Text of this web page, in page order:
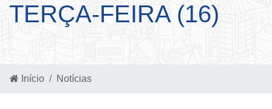
TERÇA-FEIRA (16)
Início Notícias